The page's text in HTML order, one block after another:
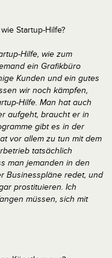
Startup-Hilfe?
Hilfe, wie zum
ein Grafikbüro
Kunden und ein gutes
wir noch kämpfen,
Hilfe. Man hat auch
aufgeht, braucht er in
gibt es in der
vor allem zu tun mit dem
tatsächlich
man jemanden in den
Businesspläne redet, und
prostituieren. Ich
müssen, sich mit